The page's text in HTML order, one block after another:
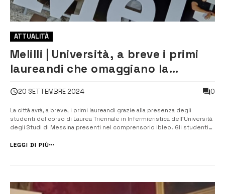
ATTUALITÀ
Melilli | Università, a breve i primi
laureandi che omaggiano la
abbraccio simbolico
20 SETTEMBRE 2024 0
La città avrà, a breve, i primi laureandi grazie alla presenza degli
studenti del corso di Laurea Triennale in Infermieristica dell’Università
degli Studi di Messina presenti nel comprensorio ibleo. Gli studenti
brand “I love Melilli”, per sottolineare il ruolo cardine de...
LEGGI DI PIÙ